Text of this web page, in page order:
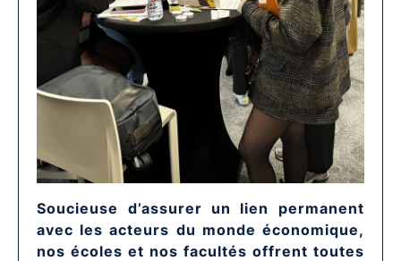
Soucieuse d’assurer un lien permanent
avec les acteurs du monde économique,
nos écoles et nos facultés offrent toutes